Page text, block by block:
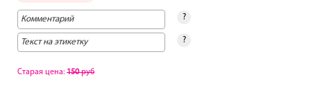
?
?
Старая цена: 150руб